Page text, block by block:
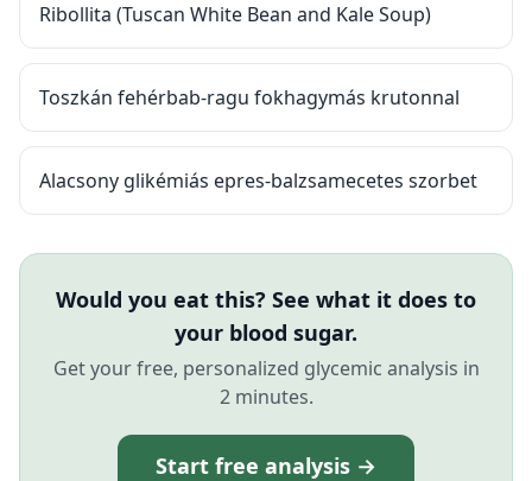
Ribollita (Tuscan White Bean and Kale Soup)
Toszkán fehérbab-ragu fokhagymás krutonnal
Alacsony glikémiás epres-balzsamecetes szorbet
Would you eat this? See what it does to
your blood sugar.
Get your free, personalized glycemic analysis in
2 minutes.
Start free analysis →